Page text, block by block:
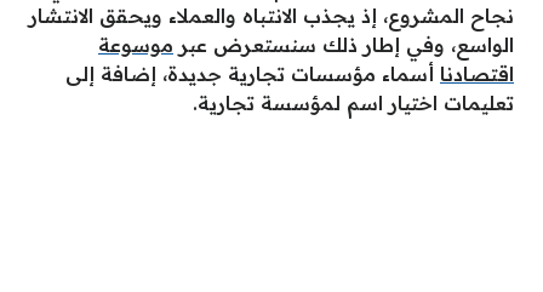
نجاح المشروع، إذ يجذب الانتباه والعملاء ويحقق الانتشار
الواسع، وفي إطار ذلك سنستعرض عبر موسوعة
اقتصادنا أسماء مؤسسات تجارية جديدة، إضافة إلى
تعليمات اختيار اسم لمؤسسة تجارية.